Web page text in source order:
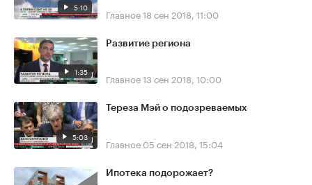
5:10 Главное18 сен 2018, 11:00
1:35
Развитие региона
Главное13 сен 2018, 10:00
5:03
Тереза Мэй о подозреваемых
Главное 05 сен 2018, 15:04
Ипотека подорожает?